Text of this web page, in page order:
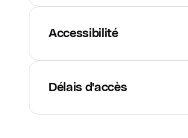
Accessibilité
Délais d'accès